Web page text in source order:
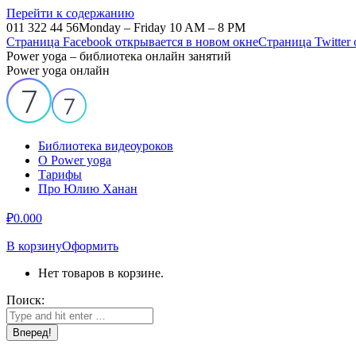
Перейти к содержанию
011 322 44 56Monday – Friday 10 AM – 8 PM
Страница Facebook открывается в новом окнеСтраница Twitter
Power yoga – библиотека онлайн занятий
Power yoga онлайн
Библиотека видеоуроков
О Power yoga
Тарифы
Про Юлию Ханан
₽0.000
В корзинуОформить
Нет товаров в корзине.
Поиск: